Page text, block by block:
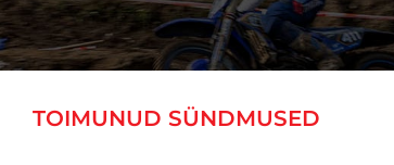
TOIMUNUD SÜNDMUSED